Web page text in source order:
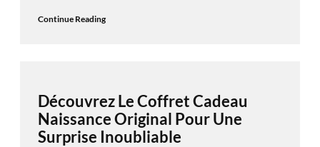
Continue Reading
Découvrez Le Coffret Cadeau
Naissance Original Pour Une
Surprise Inoubliable